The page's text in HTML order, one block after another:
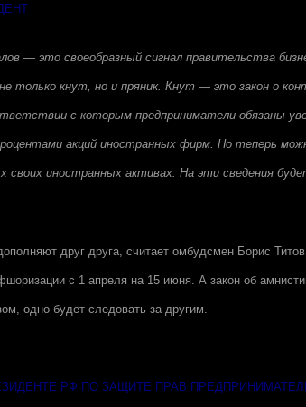
— это своеобразный сигнал правительства
только кнут, но и пряник. Кнут — это закон о
с которым предприниматели обязаны
акций иностранных фирм. Но теперь
своих иностранных активах. На эти сведения
друг друга, считает омбудсмен Борис
с 1 апреля на 15 июня. А закон об
одно будет следовать за другим.
РФ ПО ЗАЩИТЕ ПРАВ